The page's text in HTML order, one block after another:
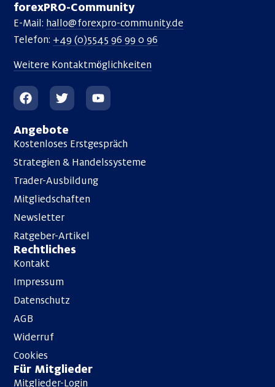
forexPRO-Community
E-Mail: hallo@forexpro-community.de
Telefon: +49 (0)5545 96 99 0 96
Weitere Kontaktmöglichkeiten
Angebote
Kostenloses Erstgespräch
Strategien & Handels­­systeme
Trader-Ausbildung
Mitgliedschaften
Newsletter
Ratgeber-Artikel
Rechtliches
Kontakt
Impressum
Datenschutz
AGB
Widerruf
Cookies
Für Mitglieder
Mitglieder-Login